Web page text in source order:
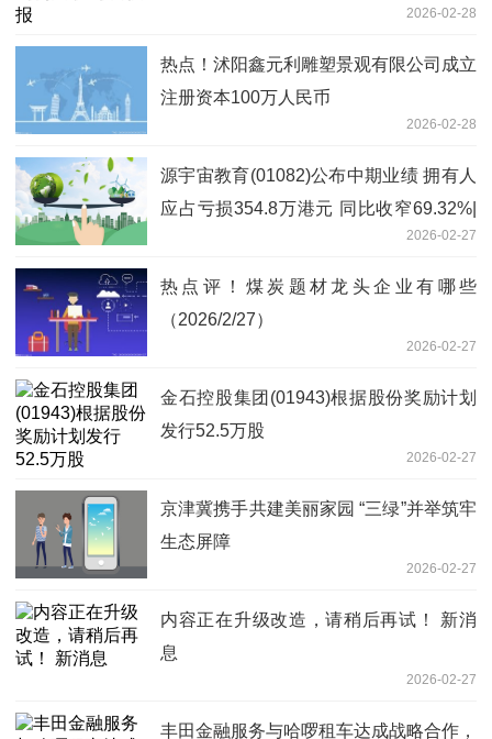
2026-02-28
热点！沭阳鑫元利雕塑景观有限公司成立
注册资本100万人民币
2026-02-28
源宇宙教育(01082)公布中期业绩 拥有人
应占亏损354.8万港元 同比收窄69.32%|
2026-02-27
热点评！煤炭题材龙头企业有哪些
（2026/2/27）
2026-02-27
金石控股集团(01943)根据股份奖励计划
发行52.5万股
2026-02-27
京津冀携手共建美丽家园 “三绿”并举筑牢
生态屏障
2026-02-27
内容正在升级改造，请稍后再试！ 新消
息
2026-02-27
丰田金融服务与哈啰租车达成战略合作，